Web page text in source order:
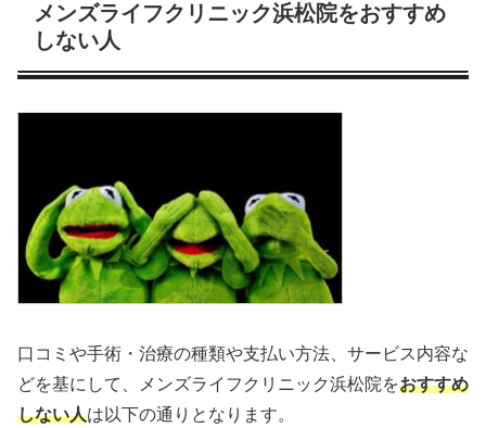
メンズライフクリニック浜松院をおすすめ
しない人
口コミや手術・治療の種類や支払い方法、サービス内容な
どを基にして、メンズライフクリニック浜松院をおすすめ
しない人は以下の通りとなります。